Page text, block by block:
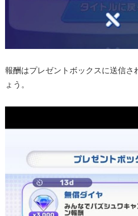
報酬はプレゼントボックスに送信さ
ょう。